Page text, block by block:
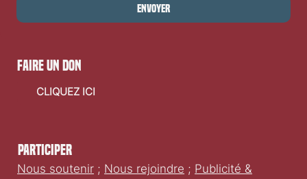
Envoyer
Participer
Nous soutenir ; Nous rejoindre ; Publicité &
faire un don
CLIQUEZ ICI